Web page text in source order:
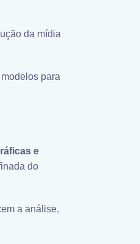
da mídia
para
e
do
a análise,